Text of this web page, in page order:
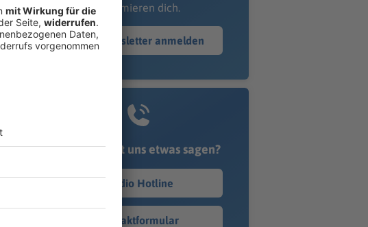
informieren dich.
Zum Newsletter anmelden
Du möchtest uns etwas sagen?
Studio Hotline
Kontaktformular